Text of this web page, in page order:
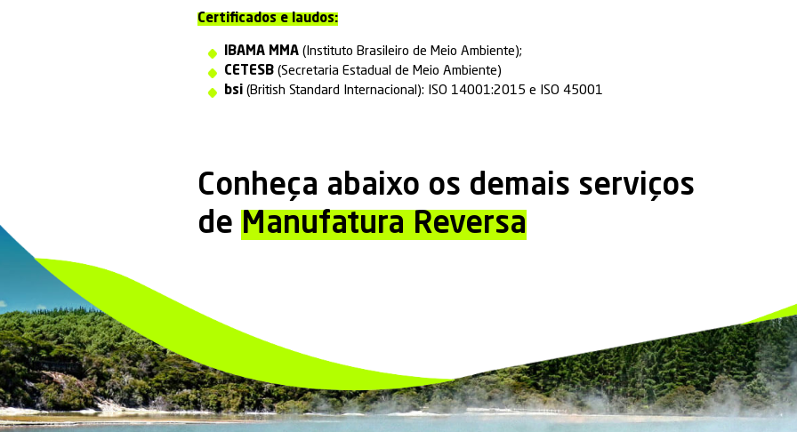
experiência no setor
Desenvolvemos projetos customizados, com equipe de call center
oferecendo total controle e transparência online do processo.
Cumprimento à Lei PNRS 12.305/305/2010;
Sistema RecicleLog próprio de gestão ambiental.
Uma de nossas maiores preocupações está relacionada à
recuperação de dados presentes nos eletrônicos através
eliminando qualquer possibilidade de recuperação ou vazamento dos
Além disso, por meio de nosso controle total e transparente do
destinação final ambientalmente adequada de todos os resíduos,